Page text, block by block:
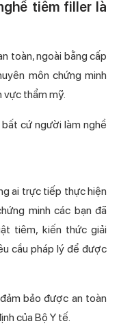
tiêm filler là
toàn, ngoài bằng cấp
môn chứng minh
vực thẩm mỹ.
cứ người làm nghề
ai trực tiếp thực hiện
minh các bạn đã
tiêm, kiến thức giải
cầu pháp lý để được
bảo được an toàn
của Bộ Y tế.